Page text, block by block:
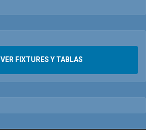
VER FIXTURES Y TABLAS